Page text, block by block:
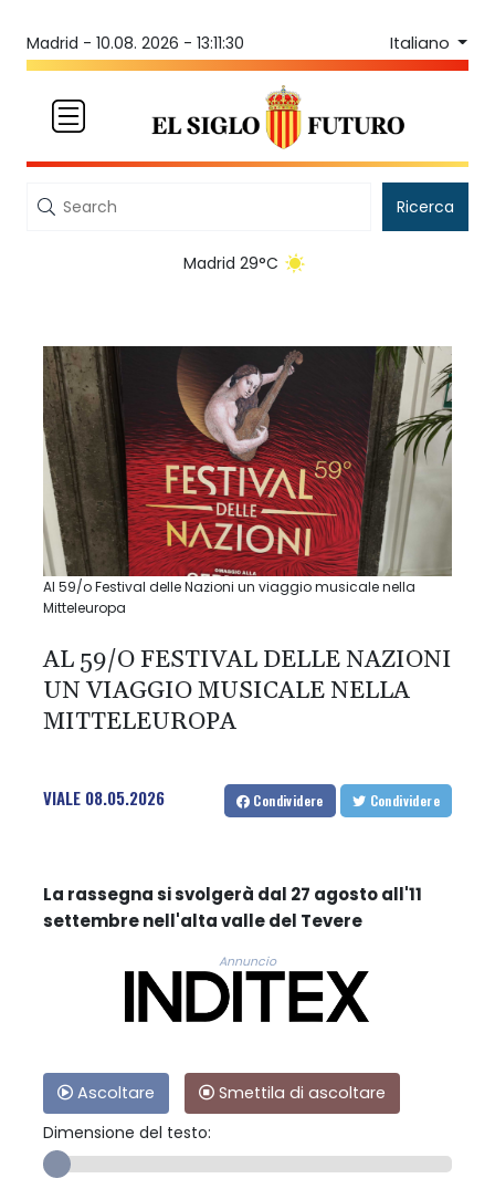
Madrid - 10.08. 2026 - 13:11:30 Italiano
Ricerca
Madrid 29°C
Al 59/o Festival delle Nazioni un viaggio musicale nella
Mitteleuropa
AL 59/O FESTIVAL DELLE NAZIONI
UN VIAGGIO MUSICALE NELLA
MITTELEUROPA
VIALE 08.05.2026 Condividere Condividere
La rassegna si svolgerà dal 27 agosto all'11
settembre nell'alta valle del Tevere
Annuncio
Ascoltare
Smettila di ascoltare
Dimensione del testo: